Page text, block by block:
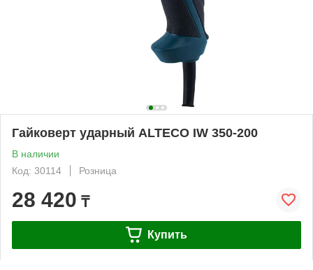
Гайковерт ударный ALTECO IW 350-200
В наличии
Код: 30114
Розница
28 420 ₸
Купить